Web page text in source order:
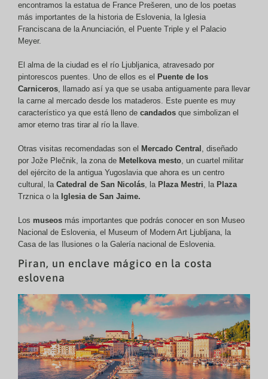
encontramos la estatua de France Prešeren, uno de los poetas
más importantes de la historia de Eslovenia, la Iglesia
Franciscana de la Anunciación, el Puente Triple y el Palacio
Meyer.
El alma de la ciudad es el río Ljubljanica, atravesado por
pintorescos puentes. Uno de ellos es el Puente de los
Carniceros, llamado así ya que se usaba antiguamente para llevar
la carne al mercado desde los mataderos. Este puente es muy
característico ya que está lleno de candados que simbolizan el
amor eterno tras tirar al río la llave.
Otras visitas recomendadas son el Mercado Central , diseñado
por Jože Plečnik, la zona de Metelkova mesto, un cuartel militar
del ejército de la antigua Yugoslavia que ahora es un centro
cultural, la Catedral de San Nicolás, la Plaza Mestri, la Plaza
Trznica o laIglesia de San Jaime.
Los museos más importantes que podrás conocer en son Museo
Nacional de Eslovenia, el Museum of Modern Art Ljubljana, la
Casa de las Ilusiones o la Galería nacional de Eslovenia.
Piran, un enclave mágico en la costa
eslovena